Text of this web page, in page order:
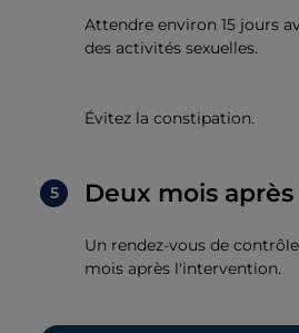
Attendre environ 15 jours
des activités sexuelles.
Évitez la constipation.
Deux mois
Un rendez-vous de
mois après l'intervention.